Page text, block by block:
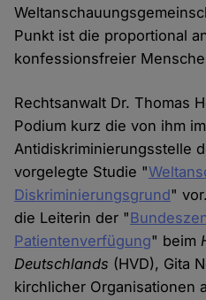
Punkt ist die proportional
konfessionsfreier
Rechtsanwalt Dr. Thomas
Podium kurz die von ihm
Antidiskriminierungsstelle
vorgelegte Studie "
Diskriminierungsgrund"
die Leiterin der "
Patientenverfügung" beim
Deutschlands (HVD), Gita
kirchlicher Organisationen